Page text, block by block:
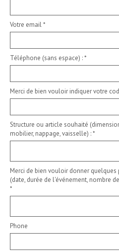
Votre email*
Téléphone (sans espace) :*
Merci de bien vouloir indiquer votre
Structure ou article souhaité
mobilier, nappage, vaisselle) :*
Merci de bien vouloir donner
(date, durée de l'événement, nombre
*
Phone